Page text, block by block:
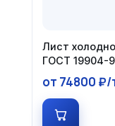
Лист
ГОСТ 19904-
от 74800 ₽/